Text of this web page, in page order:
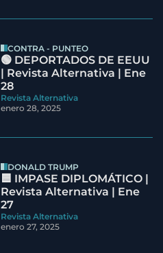
CONTRA - PUNTEO
🟢 DEPORTADOS DE EEUU
| Revista Alternativa | Ene
28
Revista Alternativa
enero 28, 2025
DONALD TRUMP
🟦 IMPASE DIPLOMÁTICO |
Revista Alternativa | Ene
27
Revista Alternativa
enero 27, 2025